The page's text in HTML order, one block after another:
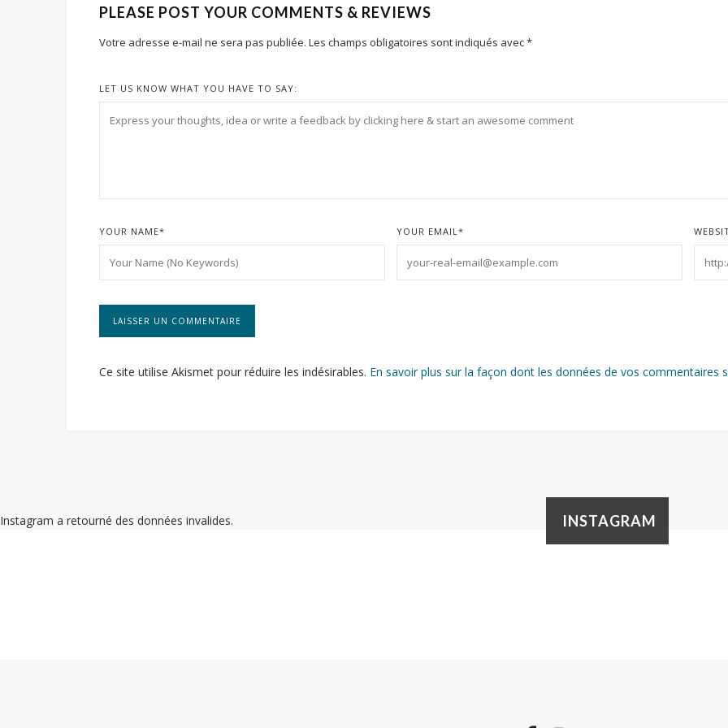
PLEASE POST YOUR COMMENTS & REVIEWS
Votre adresse e-mail ne sera pas publiée. Les champs obligatoires sont indiqués avec*
LET US KNOW WHAT YOU HAVE TO SAY:
YOUR NAME* YOUR EMAIL *
Ce site utilise Akismet pour réduire les indésirables. En savoir plus sur la façon dont les données de vos commentaires
INSTAGRAM
Instagram a retourné des données invalides.